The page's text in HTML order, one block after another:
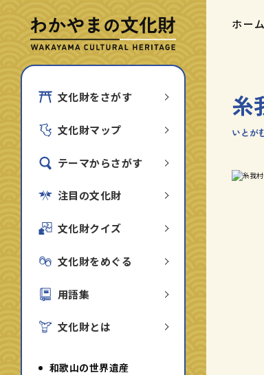
文化財をさがす
文化財マップ
テーマからさがす
注目の文化財
文化財クイズ
文化財をめぐる
用語集
文化財とは
和歌山の世界遺産
ホーム
糸
いとが